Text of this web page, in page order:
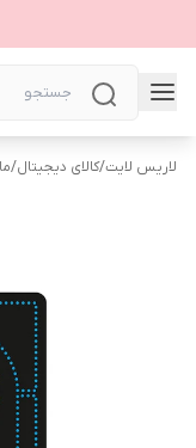
لاریس لایت/کالای دیجیتال/